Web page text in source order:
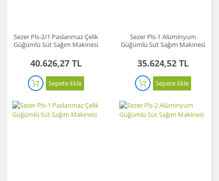
Sezer Pls-2/1 Paslanmaz Çelik
Güğümlü Süt Sağım Makinesi
40.626,27 TL
Sepete Ekle
Sezer Pls-1 Alüminyum
Güğümlü Süt Sağım Makinesi
35.624,52 TL
Sepete Ekle